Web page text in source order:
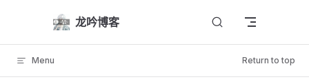
Skip to content龙吟博客
Menu Return to top